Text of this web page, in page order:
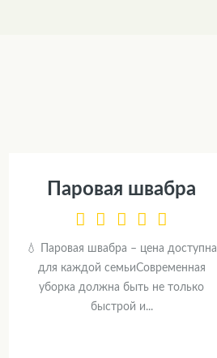
Паровая швабра
💧 Паровая швабра – цена доступна
для каждой семьиСовременная
уборка должна быть не только
быстрой и...